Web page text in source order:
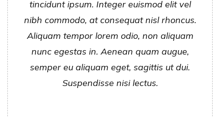
tincidunt ipsum. Integer euismod elit vel
nibh commodo, at consequat nisl rhoncus.
Aliquam tempor lorem odio, non aliquam
nunc egestas in. Aenean quam augue,
semper eu aliquam eget, sagittis ut dui.
Suspendisse nisi lectus.